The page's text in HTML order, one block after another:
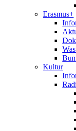
Erasmus+
Kultur